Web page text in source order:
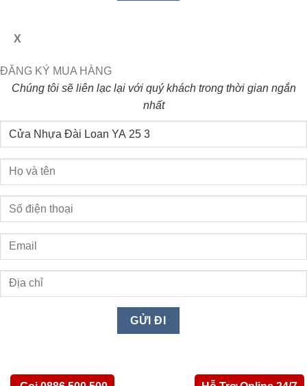
X
ĐĂNG KÝ MUA HÀNG
Chúng tôi sẽ liên lạc lại với quý khách trong thời gian ngắn
nhất